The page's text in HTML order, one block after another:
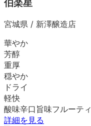
伯楽星
宮城県 / 新澤醸造店
華やか
芳醇
重厚
穏やか
ドライ
軽快
酸味辛口 旨味フルーティ
詳細を見る